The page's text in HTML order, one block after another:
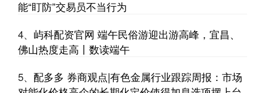
能“盯防”交易员不当行为
4、 屿科配资官网 端午民俗游迎出游高峰，宜昌、
佛山热度走高丨数读端午
5、 配多多 券商观点|有色金属行业跟踪周报：市场